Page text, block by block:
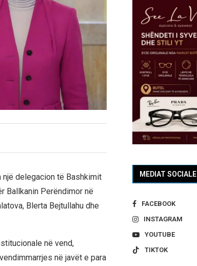
delegacion të Bashkimit
Ballkanin Perëndimor në
Blerta Bejtullahu dhe
në vend,
në javët e para
MEDIAT SOCIALE
FACEBOOK
INSTAGRAM
YOUTUBE
TIKTOK